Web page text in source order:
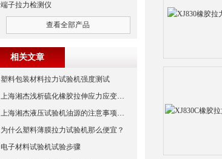
端子拉力检测仪
查看全部产品
相关文章
塑料包装材料拉力试验机强度测试
上海湘杰浅析硫化橡胶拉伸应力应变性能试验结果的影响因素
上海湘杰液压试验机油源的注意事项及保养
为什么塑料薄膜拉力试验机那么便宜？
电子材料试验机试验步骤